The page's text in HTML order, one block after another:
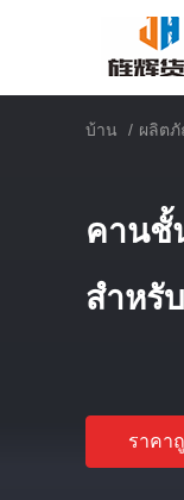
บ้าน / ผลิต
คานชั้
สำหรั
ราคา